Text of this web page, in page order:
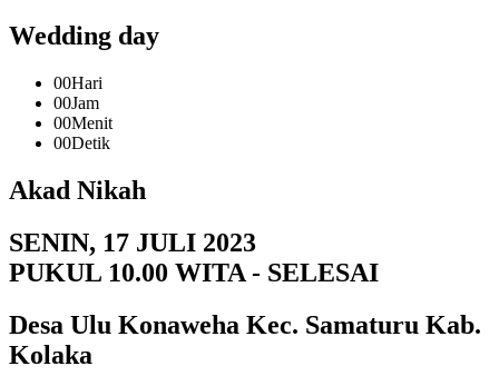
Wedding day
00Hari
00Jam
00Menit
00Detik
Akad Nikah
SENIN, 17 JULI 2023
PUKUL 10.00 WITA - SELESAI
Desa Ulu Konaweha Kec. Samaturu Kab.
Kolaka